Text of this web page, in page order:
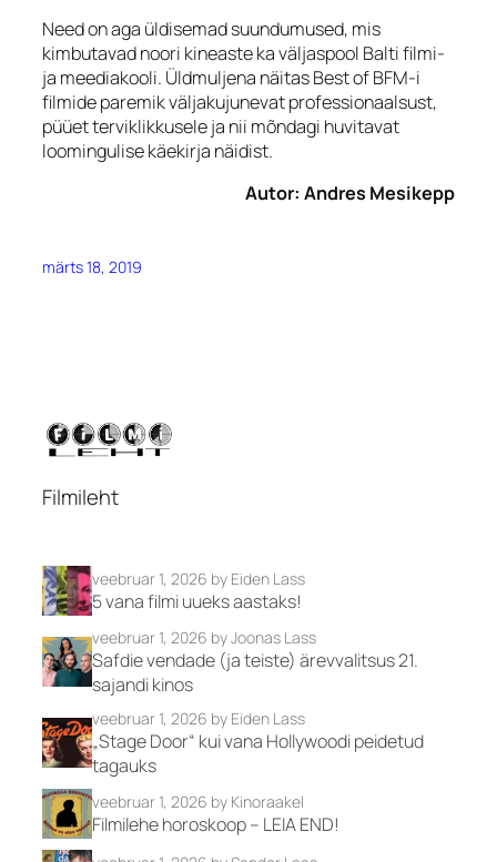
Need on aga üldisemad suundumused, mis
kimbutavad noori kineaste ka väljaspool Balti filmi-
ja meediakooli. Üldmuljena näitas Best of BFM-i
filmide paremik väljakujunevat professionaalsust,
püüet terviklikkusele ja nii mõndagi huvitavat
loomingulise käekirja näidist.
Autor: Andres Mesikepp
märts 18, 2019
Filmileht
veebruar 1, 2026 by Eiden Lass
5 vana filmi uueks aastaks!
veebruar 1, 2026 by Joonas Lass
Safdie vendade (ja teiste) ärevvalitsus 21.
sajandi kinos
veebruar 1, 2026 by Eiden Lass
„Stage Door“ kui vana Hollywoodi peidetud
tagauks
veebruar 1, 2026 by Kinoraakel
Filmilehe horoskoop – LEIA END!